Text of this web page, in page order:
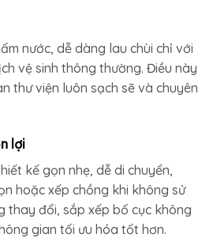
nước, dễ dàng lau chùi chỉ với
vệ sinh thông thường. Điều này
thư viện luôn sạch sẽ và chuyên
lợi
kế gọn nhẹ, dễ di chuyển,
hoặc xếp chồng khi không sử
thay đổi, sắp xếp bố cục không
gian tối ưu hóa tốt hơn.